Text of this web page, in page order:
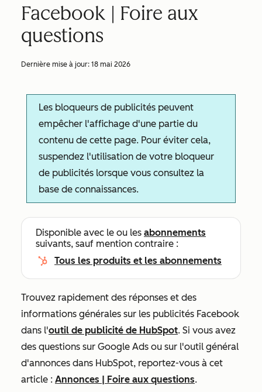
Facebook | Foire aux
questions
Dernière mise à jour: 18 mai 2026
Les bloqueurs de publicités peuvent
empêcher l'affichage d'une partie du
contenu de cette page. Pour éviter cela,
suspendez l'utilisation de votre bloqueur
de publicités lorsque vous consultez la
base de connaissances.
Disponible avec le ou les abonnements
suivants, sauf mention contraire :
Tous les produits et les abonnements
Trouvez rapidement des réponses et des
informations générales sur les publicités Facebook
dans l'outil de publicité de HubSpot. Si vous avez
des questions sur Google Ads ou sur l'outil général
d'annonces dans HubSpot, reportez-vous à cet
article : Annonces | Foire aux questions.